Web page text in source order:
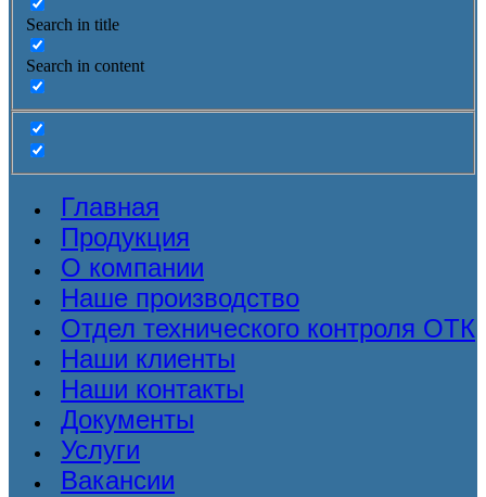
Search in title
Search in content
Главная
Продукция
О компании
Наше производство
Отдел технического контроля ОТК
Наши клиенты
Наши контакты
Документы
Услуги
Вакансии